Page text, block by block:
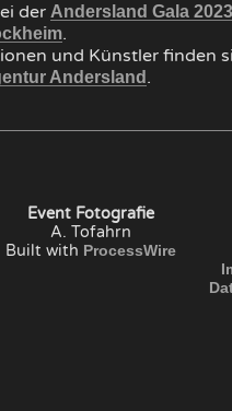
der Andersland Gala 2023
.
und Künstler finden
Andersland .
Event Fotografie
A. Tofahrn
Built with ProcessWire